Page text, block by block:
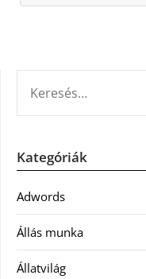
Kategóriák
Adwords
Állás munka
Állatvilág